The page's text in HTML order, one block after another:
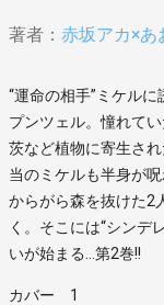
著者： 赤坂アカ×あ
“運命の相手”ミケル
プンツェル。憧れて
茨など植物に寄生さ
当のミケルも半身が
からがら森を抜けた2
く。そこには“シンデ
いが始まる…第2巻!!
カバー 1